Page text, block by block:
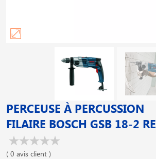
PERCEUSE À PERCUSSION
FILAIRE BOSCH GSB 18-2 RE
( 0 avis client )